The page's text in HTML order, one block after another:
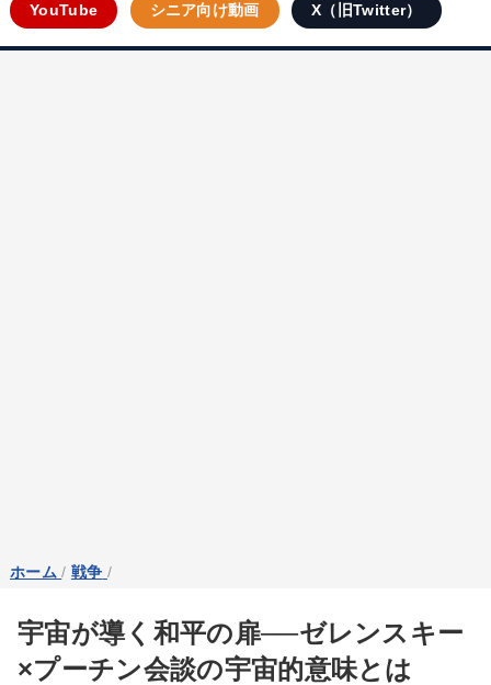
YouTube シニア向け動画 X（旧Twitter）
ホーム / 戦争 /
宇宙が導く和平の扉──ゼレンスキー
×プーチン会談の宇宙的意味とは